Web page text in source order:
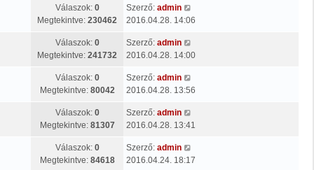
Válaszok: 0
Megtekintve: 230462
Szerző: admin
2016.04.28. 14:06
Válaszok: 0
Megtekintve: 241732
Szerző: admin
2016.04.28. 14:00
Válaszok: 0
Megtekintve: 80042
Szerző: admin
2016.04.28. 13:56
Válaszok: 0
Megtekintve: 81307
Szerző: admin
2016.04.28. 13:41
Válaszok: 0
Megtekintve: 84618
Szerző: admin
2016.04.24. 18:17